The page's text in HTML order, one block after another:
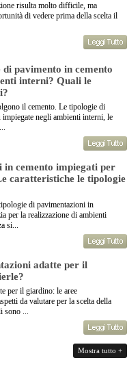
risulta molto difficile, ma
di vedere prima della scelta il
pavimento in cemento
interni? Quali le
il cemento. Le tipologie di
negli ambienti interni, le
in cemento impiegati per
caratteristiche le tipologie
di pavimentazioni in
per la realizzazione di ambienti
si...
adatte per il
per il giardino: le aree
da valutare per la scelta della
sono ...
Mostra tutto +